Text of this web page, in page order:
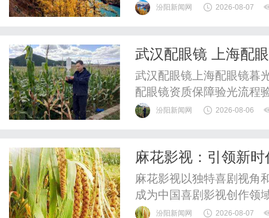
海洋生物技术领域的代表
转化应用三个维度，深度
汾阳新闻网 2026-08-07
武汉配眼镜 上海配
武汉配眼镜上海配眼镜暮
配眼镜资质保障验光流程
惠，兼顾高专业度与高性
汾阳新闻网 2026-08-06
麻花影视：引领新
麻花影视以独特喜剧视角
成为中国喜剧影视创作领
汾阳新闻网 2026-08-07